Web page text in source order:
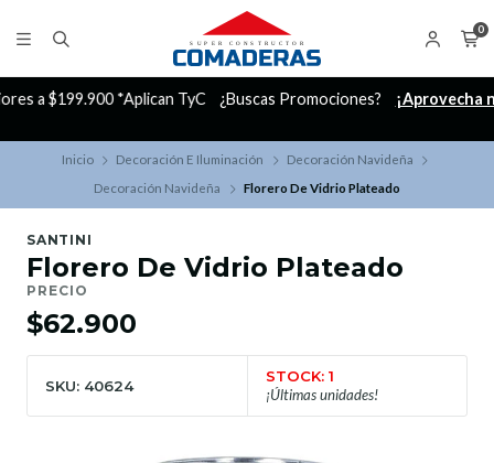
0
¿Buscas Promociones? ¡Aprovecha nuestros Descuentazos!
Inicio Decoración E Iluminación
Decoración Navideña
Decoración Navideña
Florero De Vidrio Plateado
SANTINI
Florero De Vidrio Plateado
PRECIO
$62.900
SKU: 40624
STOCK: 1
¡Últimas unidades!